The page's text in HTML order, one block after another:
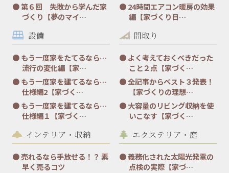
第６回 失敗から学んだ家
づくり【夢のマイ…
24時間エアコン暖房の効果
編【家づくり日…
設備
もう一度家をたてるなら…
流行の変化編【家…
もう一度家を建てるなら…
仕様編2【家づく…
もう一度家を建てるなら…
仕様編１【家づく…
間取り
よく考えておくべきだった
こと２点【家づく…
全記事からベスト３発表！
【家づくりの理想…
大容量のリビング収納を使
いこなす【家づく…
インテリア・収納
売れるなら手放せる！？ 素
早く売るコツ
エクステリア・庭
義務化された太陽光発電の
点検の実際【家づ…